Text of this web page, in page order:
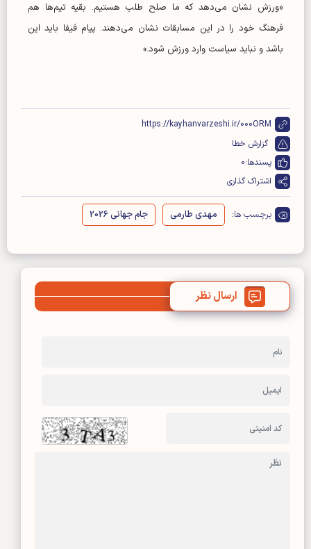
«ورزش نشان می‌دهد که ما صلح طلب هستیم. بقیه تیم‌ها هم
فرهنگ خود را در این مسابقات نشان می‌دهند. پیام فیفا باید این
باشد و نباید سیاست وارد ورزش شود.»
https://kayhanvarzeshi.ir/000ORM
گزارش خطا
پسندها:0
اشتراک گذاری
برچسب ها: مهدی طارمی جام جهانی 2026
ارسال نظر